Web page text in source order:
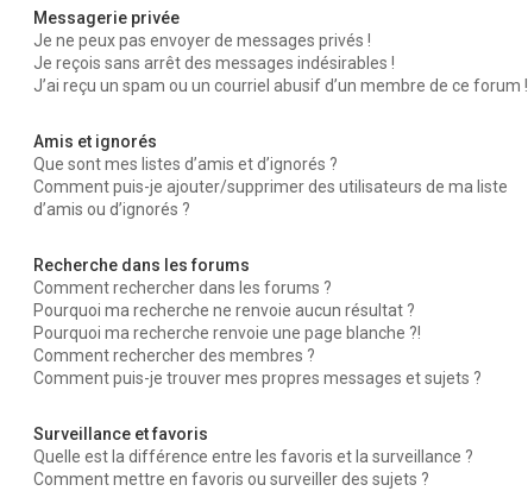
Messagerie privée
Je ne peux pas envoyer de messages privés !
Je reçois sans arrêt des messages indésirables !
J’ai reçu un spam ou un courriel abusif d’un membre de ce forum !
Amis et ignorés
Que sont mes listes d’amis et d’ignorés ?
Comment puis-je ajouter/supprimer des utilisateurs de ma liste
d’amis ou d’ignorés ?
Recherche dans les forums
Comment rechercher dans les forums ?
Pourquoi ma recherche ne renvoie aucun résultat ?
Pourquoi ma recherche renvoie une page blanche ?!
Comment rechercher des membres ?
Comment puis-je trouver mes propres messages et sujets ?
Surveillance et favoris
Quelle est la différence entre les favoris et la surveillance ?
Comment mettre en favoris ou surveiller des sujets ?